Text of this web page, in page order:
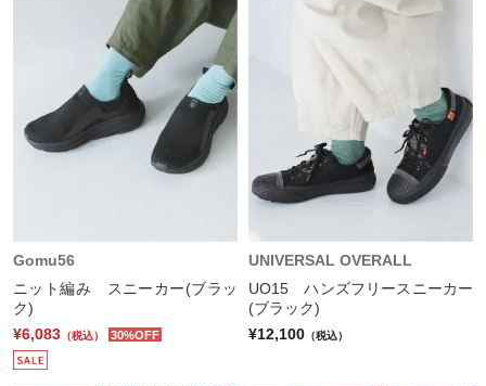
Gomu56
ニット編み スニーカー(ブラッ
ク)
¥6,083 （税込） 30%OFF
UNIVERSAL OVERALL
UO15 ハンズフリースニーカー
(ブラック)
¥12,100 （税込）